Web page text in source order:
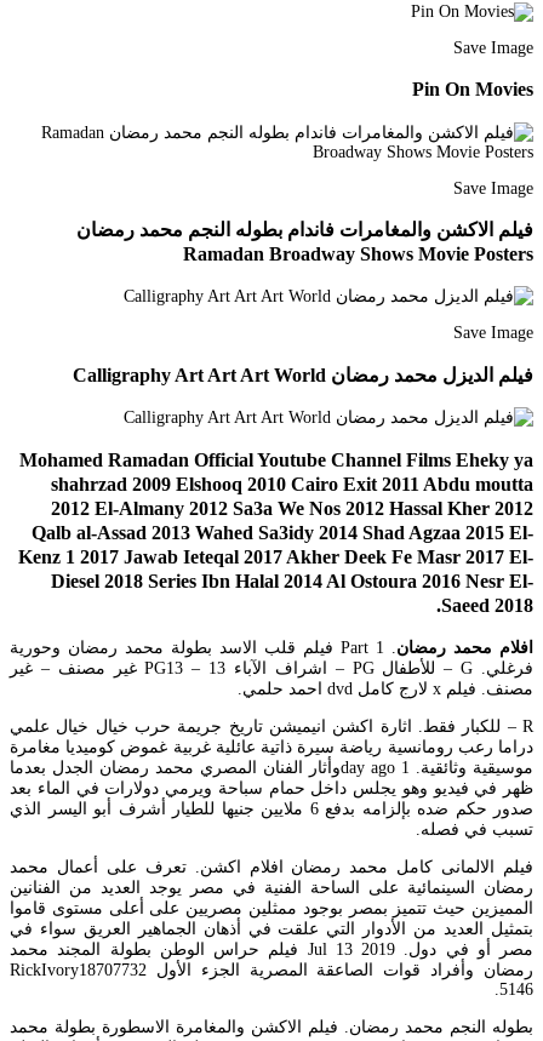
Save Image
Pin On Movies
Save Image
فيلم الاكشن والمغامرات فاندام بطوله النجم محمد رمضان
Ramadan Broadway Shows Movie Posters
Save Image
فيلم الديزل محمد رمضان Calligraphy Art Art Art World
Mohamed Ramadan Official Youtube Channel Films Eheky ya
shahrzad 2009 Elshooq 2010 Cairo Exit 2011 Abdu moutta
2012 El-Almany 2012 Sa3a We Nos 2012 Hassal Kher 2012
Qalb al-Assad 2013 Wahed Sa3idy 2014 Shad Agzaa 2015 El-
Kenz 1 2017 Jawab Ieteqal 2017 Akher Deek Fe Masr 2017 El-
Diesel 2018 Series Ibn Halal 2014 Al Ostoura 2016 Nesr El-
Saeed 2018.
افلام محمد رمضان
. Part 1 فيلم قلب الاسد بطولة محمد رمضان وحورية
فرغلي. G – للأطفال PG – اشراف الآباء PG13 – 13 غير مصنف – غير
مصنف. فيلم x لارج كامل dvd احمد حلمي.
R – للكبار فقط. اثارة اكشن انيميشن تاريخ جريمة حرب خيال خيال علمي
دراما رعب رومانسية رياضة سيرة ذاتية عائلية غربية غموض كوميديا مغامرة
موسيقية وثائقية. 1 day agoوأثار الفنان المصري محمد رمضان الجدل بعدما
ظهر في فيديو وهو يجلس داخل حمام سباحة ويرمي دولارات في الماء بعد
صدور حكم ضده بإلزامه بدفع 6 ملايين جنيها للطيار أشرف أبو اليسر الذي
تسبب في فصله.
فيلم الالمانى كامل محمد رمضان افلام اكشن. تعرف على أعمال محمد
رمضان السينمائية على الساحة الفنية في مصر يوجد العديد من الفنانين
المميزين حيث تتميز بمصر بوجود ممثلين مصريين على أعلى مستوى قاموا
بتمثيل العديد من الأدوار التي علقت في أذهان الجماهير العريق سواء في
مصر أو في دول. Jul 13 2019 فيلم حراس الوطن بطولة المجند محمد
رمضان وأفراد قوات الصاعقة المصرية الجزء الأول RickIvory18707732
5146.
بطوله النجم محمد رمضان. فيلم الاكشن والمغامرة الاسطورة بطولة محمد